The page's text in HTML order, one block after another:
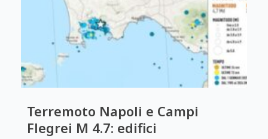
Terremoto Napoli e Campi
Flegrei M 4.7: edifici